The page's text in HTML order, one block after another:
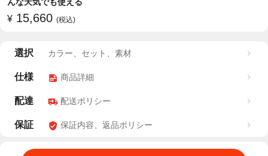
んな天気でも使える
¥ 15,660 (税込)
選択 カラー、セット、素材
仕様 商品詳細
配達 配送ポリシー
保証 保証内容、返品ポリシー